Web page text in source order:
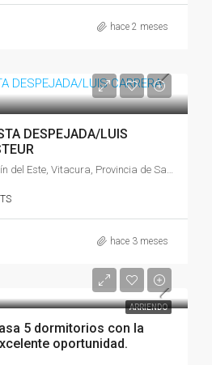
hace 2 meses
DESPEJADA/LUIS
hace 3 meses
ARRIENDO
5 dormitorios con la
oportunidad.